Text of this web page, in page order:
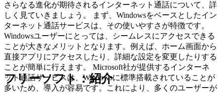
さらなる進化が期待されるインターネット通話について、詳
しく見ていきましょう。 まず、Windowsをベースとしたイン
ターネット通話サービスは、その使いやすさが特徴です。
Windowsユーザーにとっては、シームレスにアクセスできる
ことが大きなメリットとなります。例えば、ホーム画面から
直接アプリにアクセスしたり、詳細な設定を変更したりする
ことが簡単に行えます。 Microsoft社が提供するインターネ
ット通話サービスは、Windowsに標準搭載されていることが
多いため、導入が容易です。これにより、多くのユーザーが
フリーソフト：紹介